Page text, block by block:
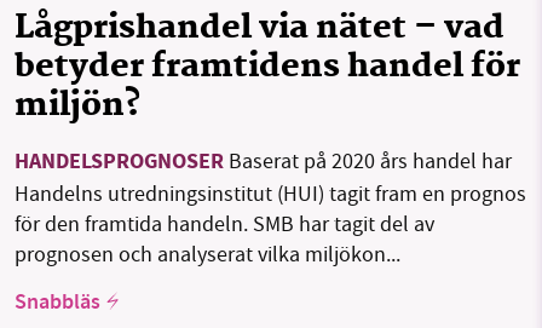
MILJÖFAKTA
OM OSS
Sök Sparade inlägg Tipsa oss
Facebook Instagram BlueSky
Lågprishandel via nätet – vad
betyder framtidens handel för
miljön?
HANDELSPROGNOSER Baserat på 2020 års handel har
Handelns utredningsinstitut (HUI) tagit fram en prognos
för den framtida handeln. SMB har tagit del av
prognosen och analyserat vilka miljökon...
Snabbläs